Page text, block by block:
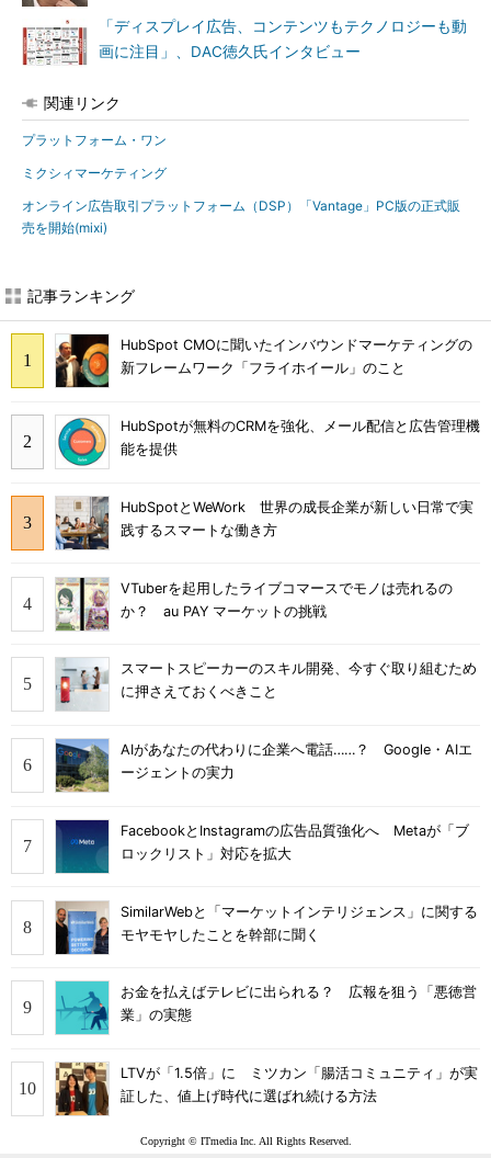
「ディスプレイ広告、コンテンツもテクノロジーも動
画に注目」、DAC徳久氏インタビュー
関連リンク
プラットフォーム・ワン
ミクシィマーケティング
オンライン広告取引プラットフォーム（DSP）「Vantage」PC版の正式販
売を開始(mixi)
記事ランキング
HubSpot CMOに聞いたインバウンドマーケティングの
新フレームワーク「フライホイール」のこと
HubSpotが無料のCRMを強化、メール配信と広告管理機
能を提供
HubSpotとWeWork 世界の成長企業が新しい日常で実
践するスマートな働き方
VTuberを起用したライブコマースでモノは売れるの
か？ au PAY マーケットの挑戦
スマートスピーカーのスキル開発、今すぐ取り組むため
に押さえておくべきこと
AIがあなたの代わりに企業へ電話……？ Google・AIエ
ージェントの実力
FacebookとInstagramの広告品質強化へ Metaが「ブ
ロックリスト」対応を拡大
SimilarWebと「マーケットインテリジェンス」に関する
モヤモヤしたことを幹部に聞く
お金を払えばテレビに出られる？ 広報を狙う「悪徳営
業」の実態
LTVが「1.5倍」に ミツカン「腸活コミュニティ」が実
証した、値上げ時代に選ばれ続ける方法
Copyright © ITmedia Inc. All Rights Reserved.